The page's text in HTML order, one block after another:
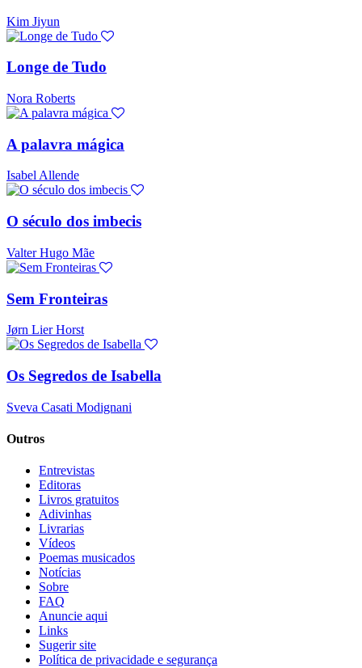
Kim Jiyun
Longe de Tudo
Nora Roberts
A palavra mágica
Isabel Allende
O século dos imbecis
Valter Hugo Mãe
Sem Fronteiras
Jørn Lier Horst
Os Segredos de Isabella
Sveva Casati Modignani
Outros
Entrevistas
Editoras
Livros gratuitos
Adivinhas
Livrarias
Vídeos
Poemas musicados
Notícias
Sobre
FAQ
Anuncie aqui
Links
Sugerir site
Política de privacidade e segurança